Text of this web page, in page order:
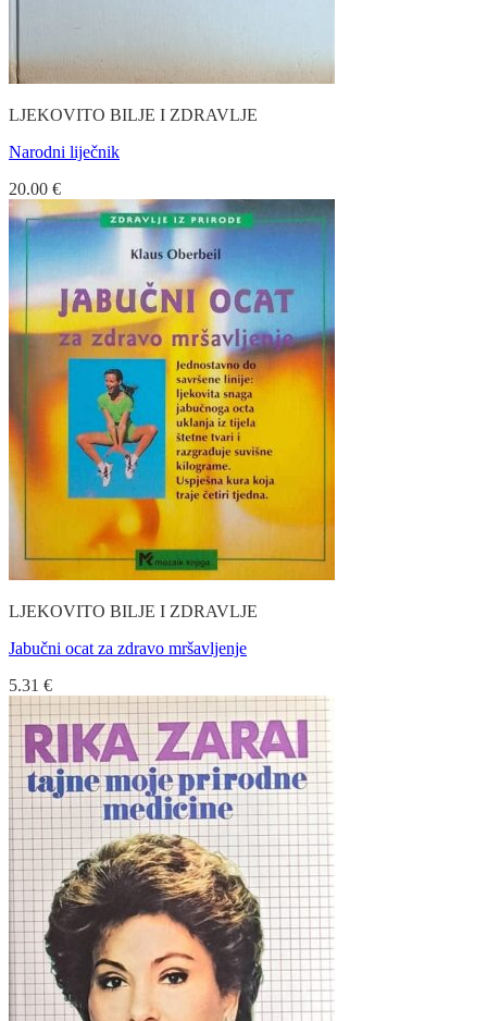
LJEKOVITO BILJE I ZDRAVLJE
Narodni liječnik
20.00 €
LJEKOVITO BILJE I ZDRAVLJE
Jabučni ocat za zdravo mršavljenje
5.31 €